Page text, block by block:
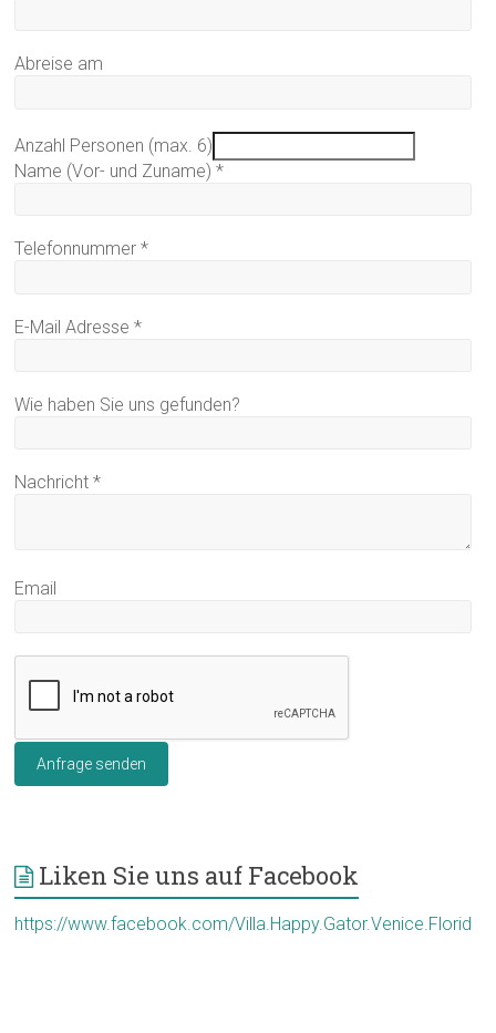
Abreise am
Anzahl Personen (max. 6)
Name (Vor- und Zuname)*
Telefonnummer*
E-Mail Adresse*
Wie haben Sie uns gefunden?
Nachricht*
Email
Anfrage senden
Liken Sie uns auf Facebook
https://www.facebook.com/Villa.Happy.Gator.Venice.Florid